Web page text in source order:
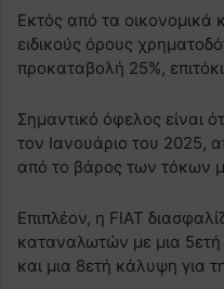
Εκτός από τα οικονομικά
ειδικούς όρους
προκαταβολή 25%,
Σημαντικό όφελος είναι
τον Ιανουάριο του 2025,
από το βάρος των τόκων
Επιπλέον, η FIAT
καταναλωτών με μια
και μια 8ετή κάλυψη για